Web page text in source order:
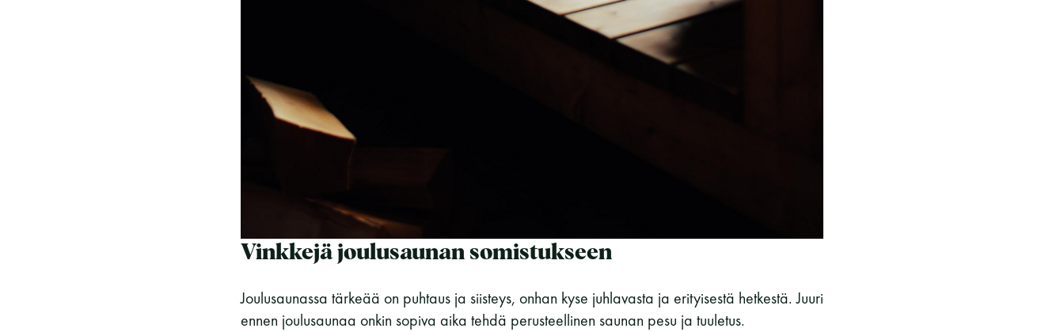
Vinkkejä joulusaunan somistukseen
Joulusaunassa tärkeää on puhtaus ja siisteys, onhan kyse juhlavasta ja erityisestä hetkestä. Juuri
ennen joulusaunaa onkin sopiva aika tehdä perusteellinen saunan pesu ja tuuletus.